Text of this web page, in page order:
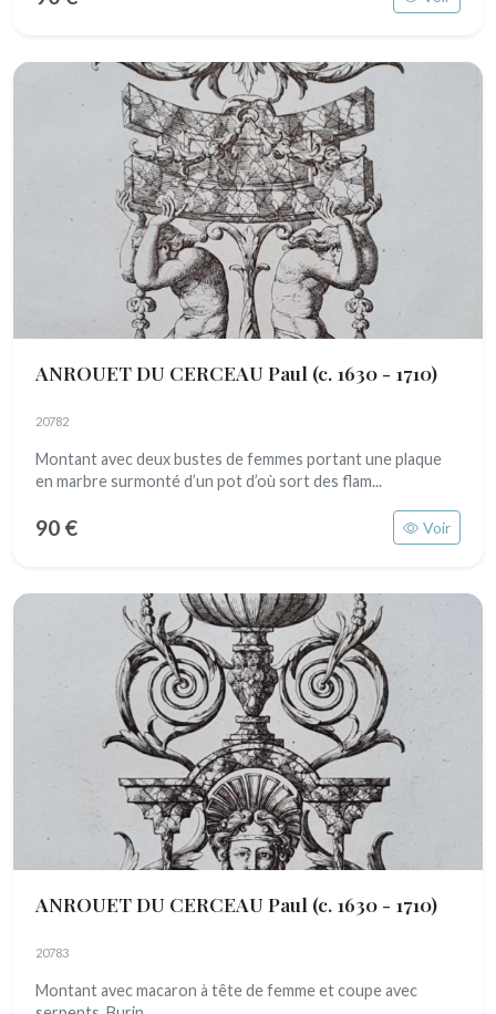
ANROUET DU CERCEAU Paul (c. 1630 - 1710)
20782
Montant avec deux bustes de femmes portant une plaque
en marbre surmonté d’un pot d’où sort des flam...
90 € Voir
ANROUET DU CERCEAU Paul (c. 1630 - 1710)
20783
Montant avec macaron à tête de femme et coupe avec